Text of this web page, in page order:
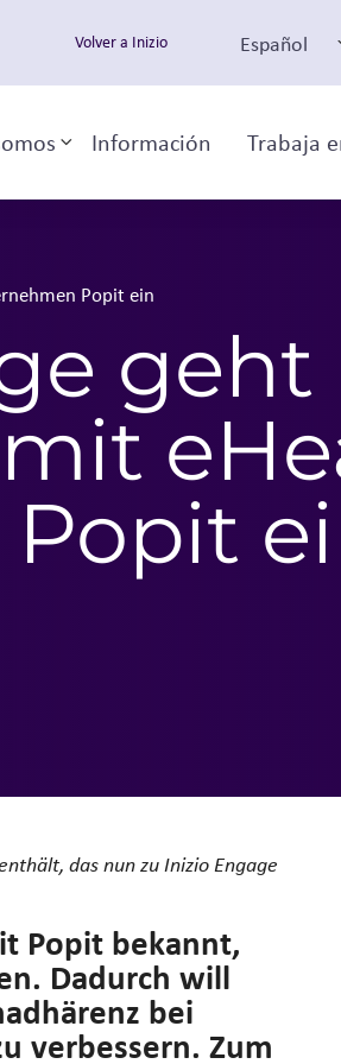
Volver a Inizio Español
Toggle sub-menu
Información Trabaja
Popit ein
geht
das nun zu Inizio Engage
Popit bekannt,
Dadurch will
bei
verbessern. Zum